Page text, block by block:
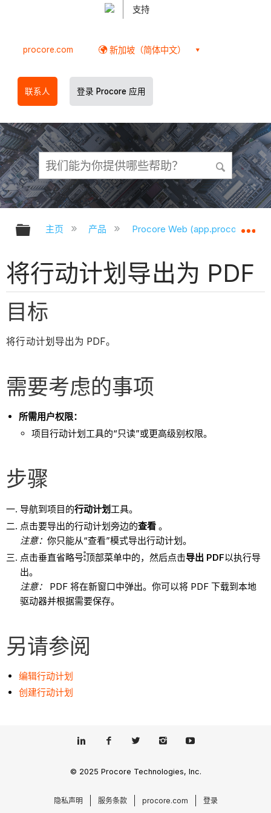
支持
procore.com 新加坡（简体中文）
联系人 登录 Procore 应用
扩展/隐缩全局层次
主页 产品 Procore Web
将行动计划导出为 PDF
目标
将行动计划导出为 PDF。
需要考虑的事项
所需用户权限：
项目行动计划工具的“只读”或更高级别权限。
步骤
导航到项目的行动计划 工具。
点击要导出的行动计划旁边的查看 。
注意： 你只能从“查看”模式导出行动计划。
点击垂直省略号 顶部菜单中的，然后点击导出 PDF以执行导
出。
注意：
PDF 将在新窗口中弹出。你可以将 PDF 下载到本地
驱动器并根据需要保存。
另请参阅
编辑行动计划
创建行动计划
© 2025 Procore Technologies, Inc.
隐私声明 服务条款 procore.com 登录